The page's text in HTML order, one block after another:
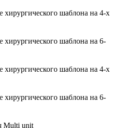
хирургического шаблона на 4-х
хирургического шаблона на 6-
хирургического шаблона на 4-х
хирургического шаблона на 6-
Multi unit